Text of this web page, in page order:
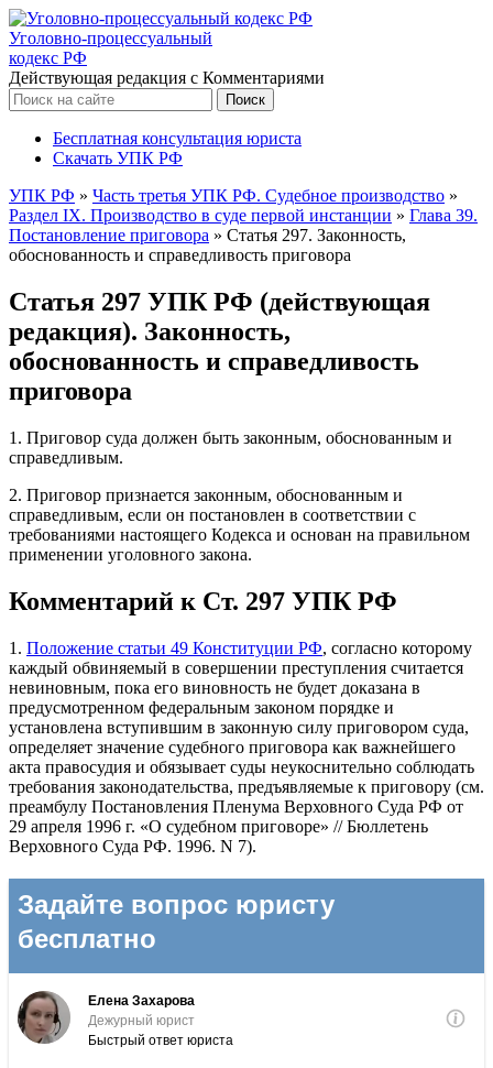
Уголовно-процессуальный
кодекс РФ
Действующая редакция с Комментариями
Бесплатная консультация юриста
Скачать УПК РФ
УПК РФ » Часть третья УПК РФ. Судебное производство »
Раздел IX. Производство в суде первой инстанции » Глава 39.
Постановление приговора » Статья 297. Законность,
обоснованность и справедливость приговора
Статья 297 УПК РФ (действующая
редакция). Законность,
обоснованность и справедливость
приговора
1. Приговор суда должен быть законным, обоснованным и
справедливым.
2. Приговор признается законным, обоснованным и
справедливым, если он постановлен в соответствии с
требованиями настоящего Кодекса и основан на правильном
применении уголовного закона.
Комментарий к Ст. 297 УПК РФ
1. Положение статьи 49 Конституции РФ, согласно которому
каждый обвиняемый в совершении преступления считается
невиновным, пока его виновность не будет доказана в
предусмотренном федеральным законом порядке и
установлена вступившим в законную силу приговором суда,
определяет значение судебного приговора как важнейшего
акта правосудия и обязывает суды неукоснительно соблюдать
требования законодательства, предъявляемые к приговору (см.
преамбулу Постановления Пленума Верховного Суда РФ от
29 апреля 1996 г. «О судебном приговоре» // Бюллетень
Верховного Суда РФ. 1996. N 7).